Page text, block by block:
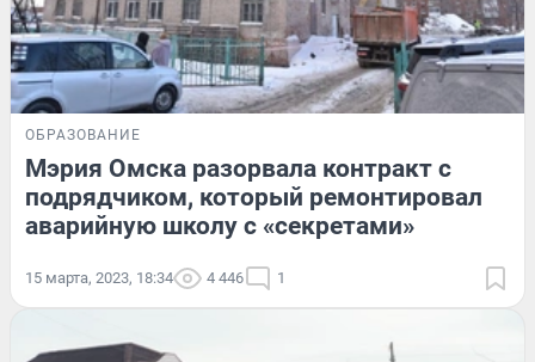
ОБРАЗОВАНИЕ
Мэрия Омска разорвала контракт с
подрядчиком, который ремонтировал
аварийную школу с «секретами»
15 марта, 2023, 18:34 4 446 1